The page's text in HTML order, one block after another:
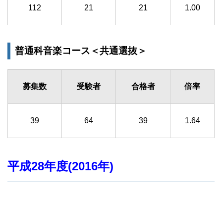
112 21 21 1.00
普通科音楽コース＜共通選抜＞
募集数 受験者 合格者 倍率
39 64 39 1.64
平成28年度(2016年)